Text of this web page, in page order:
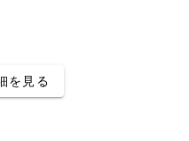
を見る